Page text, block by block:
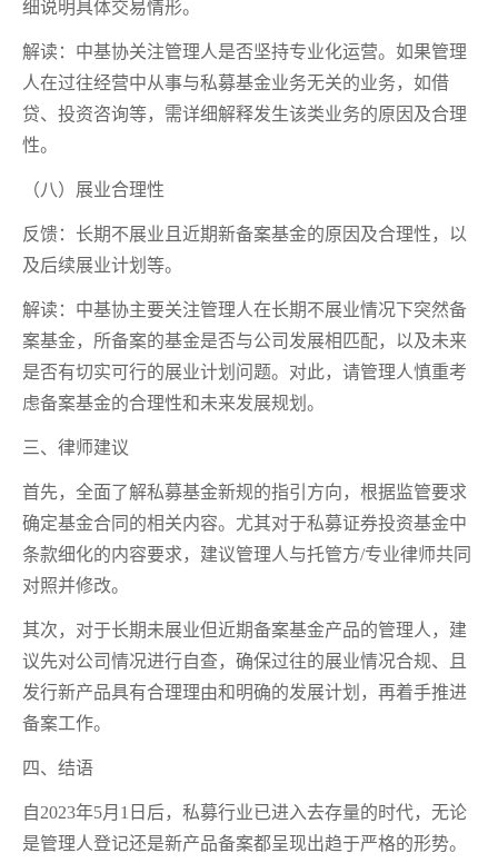
细说明具体交易情形。
解读：中基协关注管理人是否坚持专业化运营。如果管理
人在过往经营中从事与私募基金业务无关的业务，如借
贷、投资咨询等，需详细解释发生该类业务的原因及合理
性。
（八）展业合理性
反馈：长期不展业且近期新备案基金的原因及合理性，以
及后续展业计划等。
解读：中基协主要关注管理人在长期不展业情况下突然备
案基金，所备案的基金是否与公司发展相匹配，以及未来
是否有切实可行的展业计划问题。对此，请管理人慎重考
虑备案基金的合理性和未来发展规划。
三、律师建议
首先，全面了解私募基金新规的指引方向，根据监管要求
确定基金合同的相关内容。尤其对于私募证券投资基金中
条款细化的内容要求，建议管理人与托管方/专业律师共同
对照并修改。
其次，对于长期未展业但近期备案基金产品的管理人，建
议先对公司情况进行自查，确保过往的展业情况合规、且
发行新产品具有合理理由和明确的发展计划，再着手推进
备案工作。
四、结语
自2023年5月1日后，私募行业已进入去存量的时代，无论
是管理人登记还是新产品备案都呈现出趋于严格的形势。